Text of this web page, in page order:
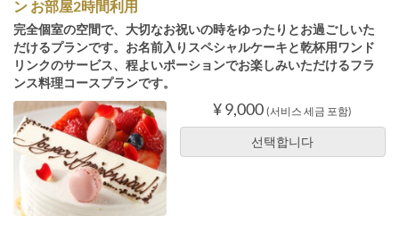
ン お部屋2時間利用
完全個室の空間で、大切なお祝いの時をゆったりとお過ごしいた
だけるプランです。お名前入りスペシャルケーキと乾杯用ワンド
リンクのサービス、程よいポーションでお楽しみいただけるフラ
ンス料理コースプランです。
¥ 9,000 (서비스 세금 포함)
선택합니다